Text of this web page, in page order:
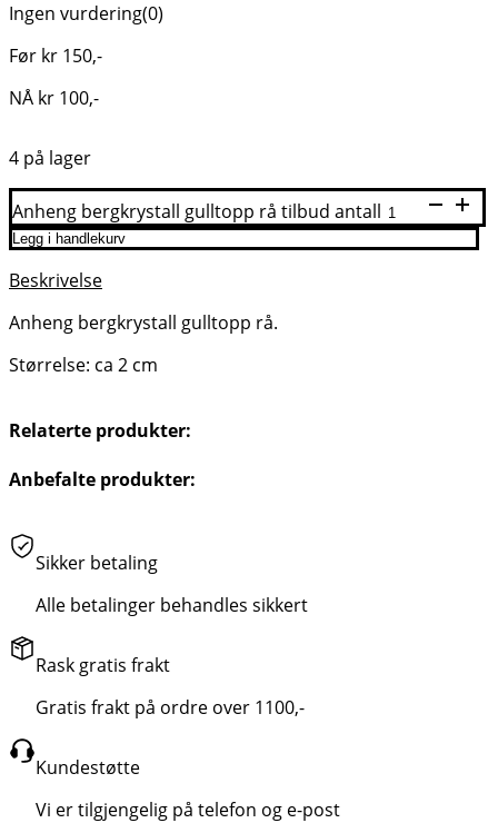
Ingen vurdering(0)
Før kr 150,-
NÅ kr 100,-
4 på lager
Anheng bergkrystall gulltopp rå tilbud antall
Legg i handlekurv
Beskrivelse
Anheng bergkrystall gulltopp rå.
Størrelse: ca 2 cm
Relaterte produkter:
Anbefalte produkter:
Sikker betaling
Alle betalinger behandles sikkert
Rask gratis frakt
Gratis frakt på ordre over 1100,-
Kundestøtte
Vi er tilgjengelig på telefon og e-post